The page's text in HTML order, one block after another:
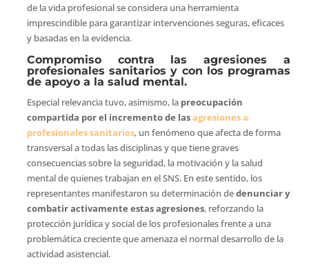
de la vida profesional se considera una herramienta
imprescindible para garantizar intervenciones seguras, eficaces
y basadas en la evidencia.
Compromiso contra las agresiones a
profesionales sanitarios y con los programas
de apoyo a la salud mental.
Especial relevancia tuvo, asimismo, la preocupación
compartida por el incremento de lasagresiones a
profesionales sanitarios, un fenómeno que afecta de forma
transversal a todas las disciplinas y que tiene graves
consecuencias sobre la seguridad, la motivación y la salud
mental de quienes trabajan en el SNS. En este sentido, los
representantes manifestaron su determinación dedenunciar y
combatir activamente estas agresiones, reforzando la
protección jurídica y social de los profesionales frente a una
problemática creciente que amenaza el normal desarrollo de la
actividad asistencial.